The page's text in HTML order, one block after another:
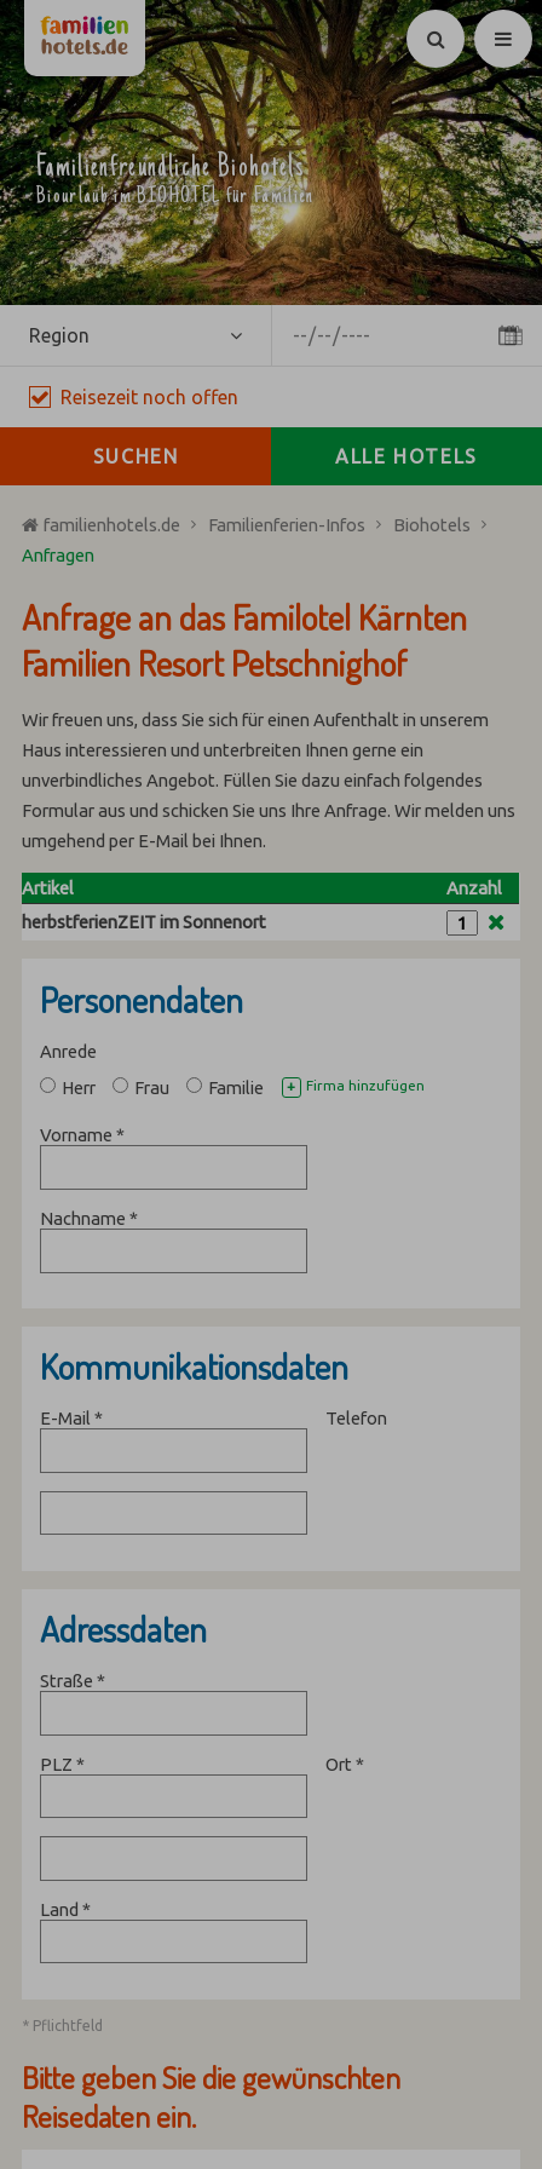
Suchen
Familienfreundliche Biohotels
Biourlaub im BIOHOTEL für Familien
Region
Reisezeit noch offen
SUCHEN ALLE HOTELS
familienhotels.de Familienferien-Infos
Biohotels
Anfragen
Anfrage an das Familotel Kärnten
Familien Resort Petschnighof
Wir freuen uns, dass Sie sich für einen Aufenthalt in unserem
Haus interessieren und unterbreiten Ihnen gerne ein
unverbindliches Angebot. Füllen Sie dazu einfach folgendes
Formular aus und schicken Sie uns Ihre Anfrage. Wir melden uns
umgehend per E-Mail bei Ihnen.
Artikel
Anzahl
herbstferienZEIT im Sonnenort
Personendaten
Anrede
Herr
Frau Familie + Firma hinzufügen
Vorname*
Nachname*
Kommunikationsdaten
E-Mail* Telefon
Adressdaten
Straße*
PLZ* Ort *
Land*
* Pflichtfeld
Bitte geben Sie die gewünschten
Reisedaten ein.